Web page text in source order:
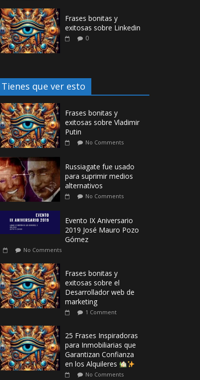
Frases bonitas y
exitosas sobre Linkedin
0
Tienes que ver esto
Frases bonitas y
exitosas sobre Vladimir
Putin
No Comments
Russiagate fue usado
para suprimir medios
alternativos
No Comments
Evento IX Aniversario
2019 José Mauro Pozo
Gómez
No Comments
Frases bonitas y
exitosas sobre el
Desarrollador web de
marketing
1 Comment
25 Frases Inspiradoras
para Inmobiliarias que
Garantizan Confianza
en los Alquileres
No Comments